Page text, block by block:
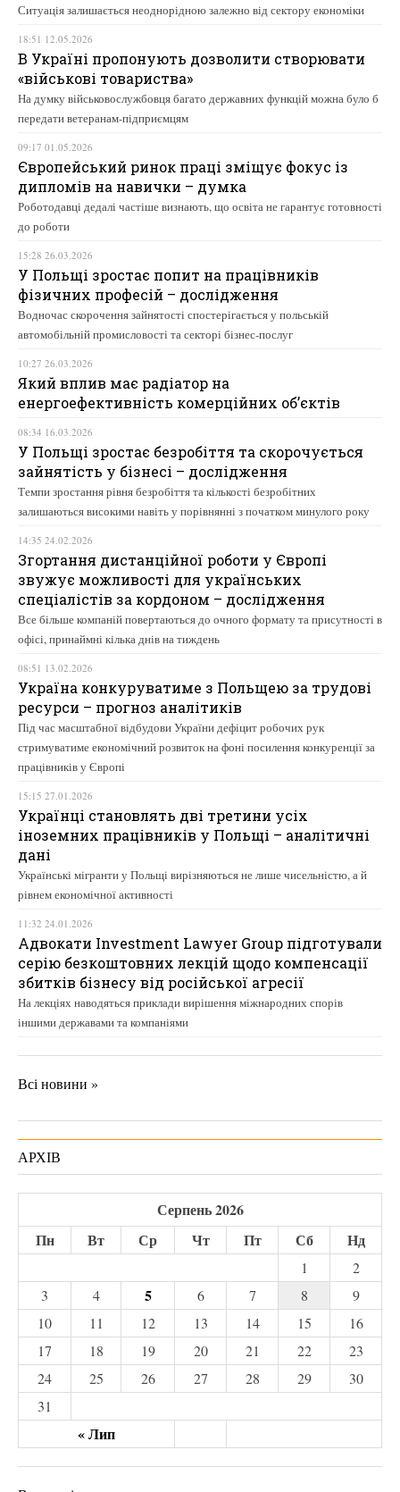
Ситуація залишається неоднорідною залежно від сектору економіки
18:51 12.05.2026
В Україні пропонують дозволити створювати
«військові товариства»
На думку військовослужбовця багато державних функцій можна було б
передати ветеранам-підприємцям
09:17 01.05.2026
Європейський ринок праці зміщує фокус із
дипломів на навички – думка
Роботодавці дедалі частіше визнають, що освіта не гарантує готовності
до роботи
15:28 26.03.2026
У Польщі зростає попит на працівників
фізичних професій – дослідження
Водночас скорочення зайнятості спостерігається у польській
автомобільній промисловості та секторі бізнес-послуг
10:27 26.03.2026
Який вплив має радіатор на
енергоефективність комерційних об’єктів
08:34 16.03.2026
У Польщі зростає безробіття та скорочується
зайнятість у бізнесі – дослідження
Темпи зростання рівня безробіття та кількості безробітних
залишаються високими навіть у порівнянні з початком минулого року
14:35 24.02.2026
Згортання дистанційної роботи у Європі
звужує можливості для українських
спеціалістів за кордоном – дослідження
Все більше компаній повертаються до очного формату та присутності в
офісі, принаймні кілька днів на тиждень
08:51 13.02.2026
Україна конкуруватиме з Польщею за трудові
ресурси – прогноз аналітиків
Під час масштабної відбудови України дефіцит робочих рук
стримуватиме економічний розвиток на фоні посилення конкуренції за
працівників у Європі
15:15 27.01.2026
Українці становлять дві третини усіх
іноземних працівників у Польщі – аналітичні
дані
Українські мігранти у Польщі вирізняються не лише чисельністю, а й
рівнем економічної активності
11:32 24.01.2026
Адвокати Investment Lawyer Group підготували
серію безкоштовних лекцій щодо компенсації
збитків бізнесу від російської агресії
На лекціях наводяться приклади вирішення міжнародних спорів
іншими державами та компаніями
Всі новини »
АРХІВ
Серпень 2026
Пн
Вт Ср Чт Пт Сб Нд
« Лип
1
2
3
4 5 6 7 8
9
10
11 12 13 14 15
16
17
18 19 20 21 22
23
24
25 26 27 28 29
30
31